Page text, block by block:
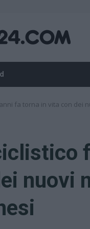
fa torna in vita con dei
nuovi